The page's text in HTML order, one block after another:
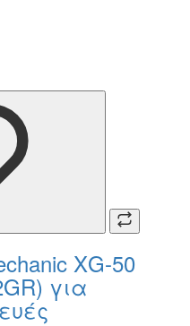
XG-50
για